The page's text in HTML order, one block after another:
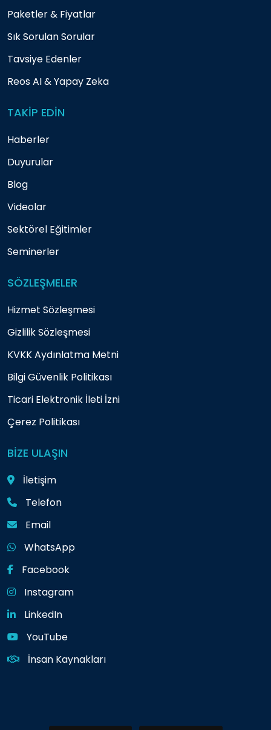
Paketler & Fiyatlar
Sık Sorulan Sorular
Tavsiye Edenler
Reos AI & Yapay Zeka
TAKİP EDİN
Haberler
Duyurular
Blog
Videolar
Sektörel Eğitimler
Seminerler
SÖZLEŞMELER
Hizmet Sözleşmesi
Gizlilik Sözleşmesi
KVKK Aydınlatma Metni
Bilgi Güvenlik Politikası
Ticari Elektronik İleti İzni
Çerez Politikası
BİZE ULAŞIN
İletişim
Telefon
Email
WhatsApp
Facebook
Instagram
LinkedIn
YouTube
İnsan Kaynakları